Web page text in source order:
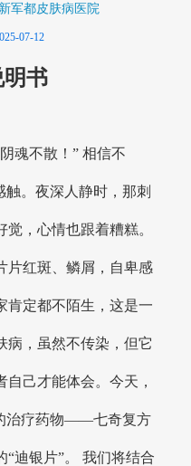
军都皮肤病医院
07-12
书
魂不散！” 相信不
触。夜深人静时，那刺
，心情也跟着糟糕。
片红斑、鳞屑，自卑感
肯定都不陌生，这是一
病，虽然不传染，但它
己才能体会。今天，
治疗药物——七奇复方
迪银片”。 我们将结合